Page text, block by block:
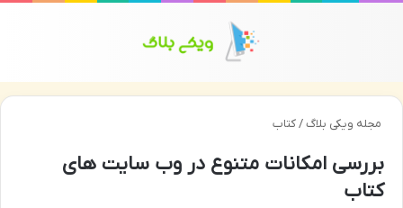
مجله ویکی بلاگ/کتاب
بررسی امکانات متنوع در وب سایت های
کتاب